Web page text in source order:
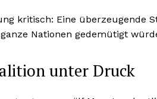
kritisch: Eine überzeugende
Nationen gedemütigt
unter Druck